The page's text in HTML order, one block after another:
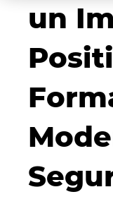
un